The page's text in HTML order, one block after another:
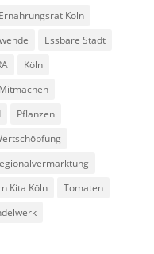
Ernährungsrat Köln
Essbare Stadt
Köln
Mitmachen
Pflanzen
Kita Köln
Tomaten